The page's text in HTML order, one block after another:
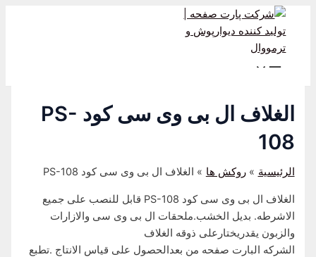
تخطي
المحتوى
Main
Menu
الغلاف ال بی وی سی کود PS-
108
الرئيسية روکش ها الغلاف ال بی وی سی کود PS-108
الغلاف ال بی وی سی کود PS-108 قابل للنصب علی جمیع
الاشرطه. بدیل الخشب.ملحقات ال بی وی سی والازارات
والزبون یقدریختارعلی ذوقه الغلاف
الشرکه البارت صفحه من بعدالحصول علی قیاس الانتاج .تطبع
Post
navigation